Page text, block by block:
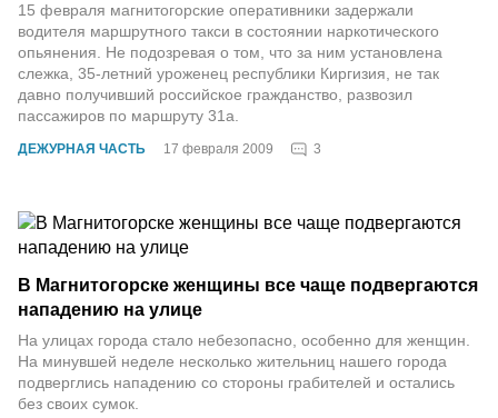
ДЕЖУРНАЯ ЧАСТЬ 17 февраля 2009 3
15 февраля магнитогорские оперативники задержали
водителя маршрутного такси в состоянии наркотического
опьянения. Не подозревая о том, что за ним установлена
слежка, 35-летний уроженец республики Киргизия, не так
давно получивший российское гражданство, развозил
пассажиров по маршруту 31а.
В Магнитогорске женщины все чаще подвергаются
нападению на улице
На улицах города стало небезопасно, особенно для женщин.
На минувшей неделе несколько жительниц нашего города
подверглись нападению со стороны грабителей и остались
без своих сумок.